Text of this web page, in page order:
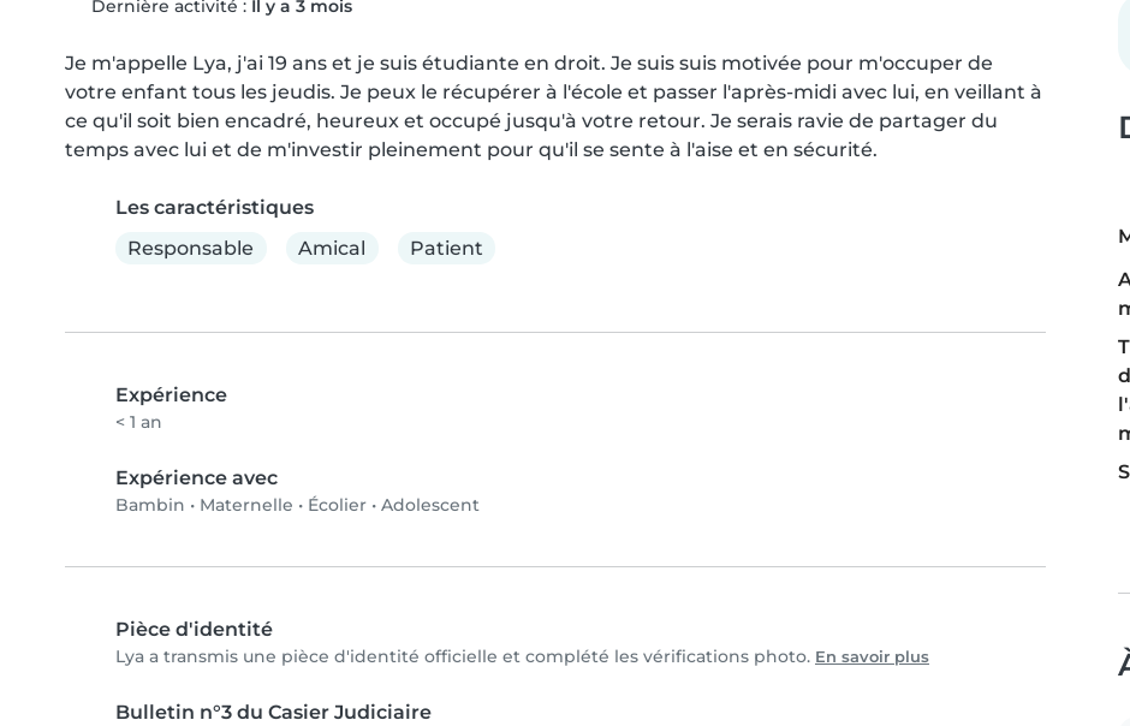
Dernière activité : Il y a 3 mois
Je m'appelle Lya, j'ai 19 ans et je suis étudiante en droit. Je suis suis motivée pour m'occuper de
votre enfant tous les jeudis. Je peux le récupérer à l'école et passer l'après-midi avec lui, en veillant à
ce qu'il soit bien encadré, heureux et occupé jusqu'à votre retour. Je serais ravie de partager du
temps avec lui et de m'investir pleinement pour qu'il se sente à l'aise et en sécurité.
Les caractéristiques
Responsable
Amical Patient
Expérience
< 1 an
Expérience avec
Bambin • Maternelle • Écolier • Adolescent
Pièce d'identité
Lya a transmis une pièce d'identité officielle et complété les vérifications photo. En savoir plus
Bulletin n°3 du Casier Judiciaire